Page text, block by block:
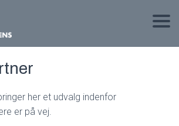
her et udvalg indenfor
er på vej.